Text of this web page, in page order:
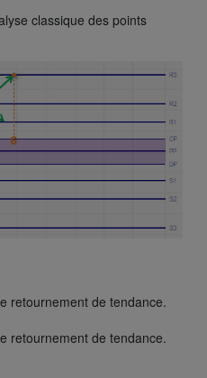
classique des points
retournement de tendance.
retournement de tendance.